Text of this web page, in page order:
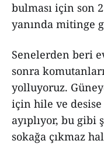
bulması için son
yanında mitinge
Senelerden beri
sonra
yolluyoruz.
için hile ve
ayıplıyor, bu
sokağa çıkmaz